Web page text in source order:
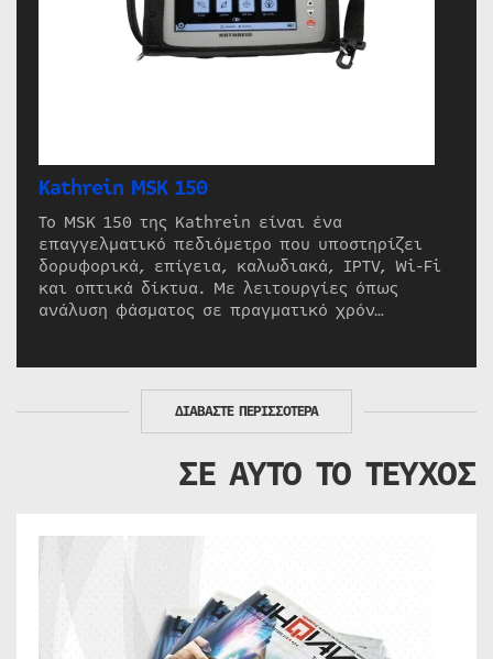
Kathrein MSK 150
Το MSK 150 της Kathrein είναι ένα
επαγγελματικό πεδιόμετρο που υποστηρίζει
δορυφορικά, επίγεια, καλωδιακά, IPTV, Wi-Fi
και οπτικά δίκτυα. Με λειτουργίες όπως
ανάλυση φάσματος σε πραγματικό χρόν…
ΔΙΑΒΑΣΤΕ ΠΕΡΙΣΣΟΤΕΡΑ
ΣΕ ΑΥΤΟ ΤΟ ΤΕΥΧΟΣ